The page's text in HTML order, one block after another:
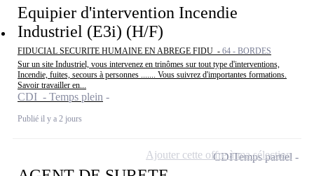
Equipier d'intervention Incendie
Industriel (E3i) (H/F)
FIDUCIAL SECURITE HUMAINE EN ABREGE FIDU - 64 - BORDES
Sur un site Industriel, vous intervenez en trinômes sur tout type d'interventions,
Incendie, fuites, secours à personnes ....... Vous suivrez d'importantes formations.
Savoir travailler en...
CDI - Temps plein
Publié il y a 2 jours
CDITemps partiel
Ajouter cette offre à ma sélection